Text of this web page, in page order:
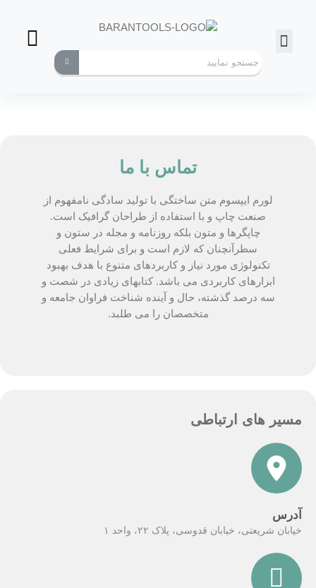
تماس با ما
لورم ایپسوم متن ساختگی با تولید سادگی نامفهوم از
صنعت چاپ و با استفاده از طراحان گرافیک است.
چاپگرها و متون بلکه روزنامه و مجله در ستون و
سطرآنچنان که لازم است و برای شرایط فعلی
تکنولوژی مورد نیاز و کاربردهای متنوع با هدف بهبود
ابزارهای کاربردی می باشد. کتابهای زیادی در شصت و
سه درصد گذشته، حال و آینده شناخت فراوان جامعه و
متخصصان را می طلبد.
مسیر های ارتباطی
آدرس
خیابان شریعتی، خیابان قدوسی، پلاک ۲۲، واحد ۱